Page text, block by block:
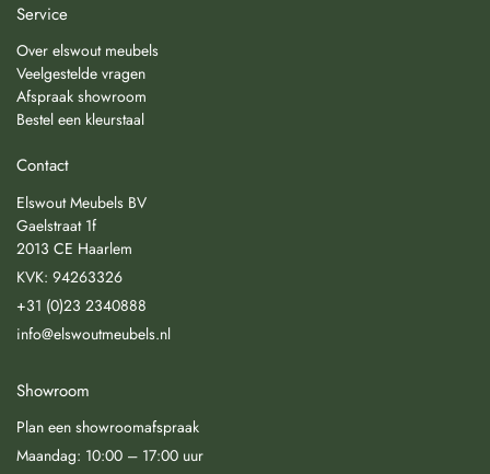
Service
Over elswout meubels
Veelgestelde vragen
Afspraak showroom
Bestel een kleurstaal
Contact
Elswout Meubels BV
Gaelstraat 1f
2013 CE Haarlem
KVK: 94263326
+31 (0)23 2340888
info@elswoutmeubels.nl
Showroom
Plan een showroomafspraak
Maandag: 10:00 – 17:00 uur